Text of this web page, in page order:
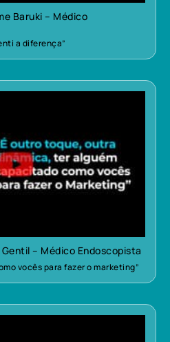
Baruki – Médico
a diferença”
– Médico Endoscopista
vocês para fazer o marketing”